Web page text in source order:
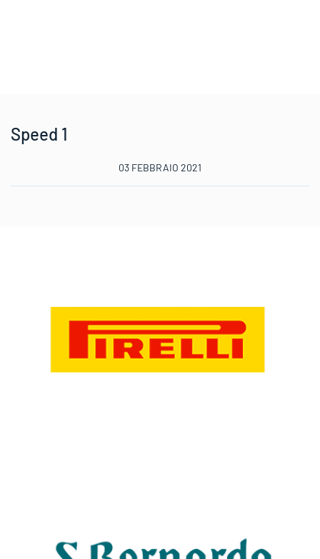
Speed 1
03 FEBBRAIO 2021